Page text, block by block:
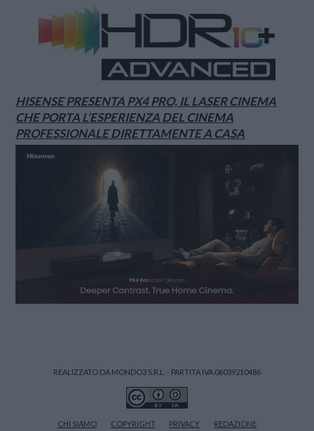
HISENSE PRESENTA PX4 PRO, IL LASER CINEMA
CHE PORTA L’ESPERIENZA DEL CINEMA
PROFESSIONALE DIRETTAMENTE A CASA
REALIZZATO DA MONDO3 S.R.L. - PARTITA IVA 06039210486
CHI SIAMO COPYRIGHT PRIVACY REDAZIONE